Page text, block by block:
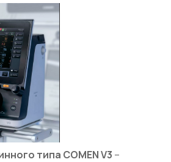
типа COMENV3 –